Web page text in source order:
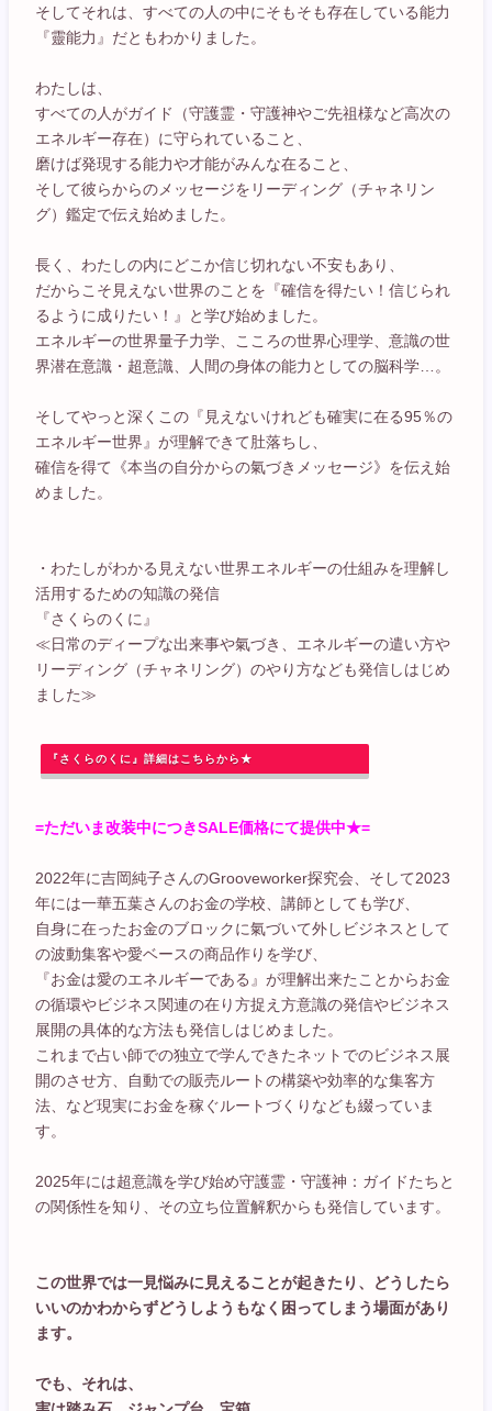
そしてそれは、すべての人の中にそもそも存在している能力
『靈能力』だともわかりました。
わたしは、
すべての人がガイド（守護霊・守護神やご先祖様など高次の
エネルギー存在）に守られていること、
磨けば発現する能力や才能がみんな在ること、
そして彼らからのメッセージをリーディング（チャネリン
グ）鑑定で伝え始めました。
長く、わたしの内にどこか信じ切れない不安もあり、
だからこそ見えない世界のことを『確信を得たい！信じられ
るように成りたい！』と学び始めました。
エネルギーの世界量子力学、こころの世界心理学、意識の世
界潜在意識・超意識、人間の身体の能力としての脳科学…。
そしてやっと深くこの『見えないけれども確実に在る95％の
エネルギー世界』が理解できて肚落ちし、
確信を得て《本当の自分からの氣づきメッセージ》を伝え始
めました。
・わたしがわかる見えない世界エネルギーの仕組みを理解し
活用するための知識の発信
『さくらのくに』
≪日常のディープな出来事や氣づき、エネルギーの遣い方や
リーディング（チャネリング）のやり方なども発信しはじめ
ました≫
『さくらのくに』詳細はこちらから★
=ただいま改装中につきSALE価格にて提供中★=
2022年に吉岡純子さんのGrooveworker探究会、そして2023
年には一華五葉さんのお金の学校、講師としても学び、
自身に在ったお金のブロックに氣づいて外しビジネスとして
の波動集客や愛ベースの商品作りを学び、
『お金は愛のエネルギーである』が理解出来たことからお金
の循環やビジネス関連の在り方捉え方意識の発信やビジネス
展開の具体的な方法も発信しはじめました。
これまで占い師での独立で学んできたネットでのビジネス展
開のさせ方、自動での販売ルートの構築や効率的な集客方
法、など現実にお金を稼ぐルートづくりなども綴っていま
す。
2025年には超意識を学び始め守護霊・守護神：ガイドたちと
の関係性を知り、その立ち位置解釈からも発信しています。
この世界では一見悩みに見えることが起きたり、どうしたら
いいのかわからずどうしようもなく困ってしまう場面があり
ます。
でも、それは、